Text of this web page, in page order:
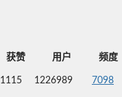
获赞 用户
频度
1115 1226989 7098